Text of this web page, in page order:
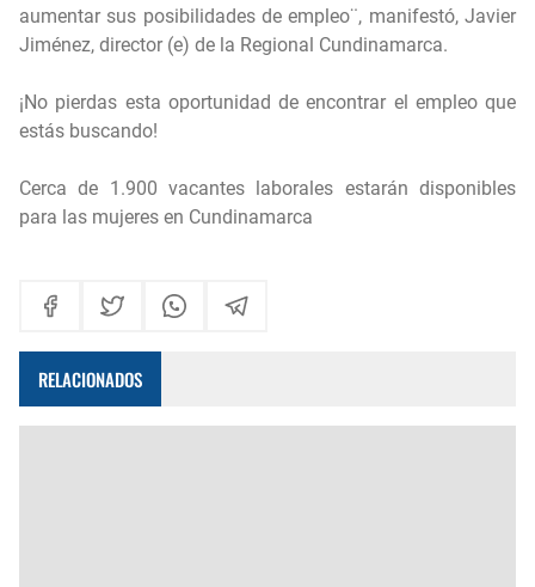
aumentar sus posibilidades de empleo¨, manifestó, Javier
Jiménez, director (e) de la Regional Cundinamarca.
¡No pierdas esta oportunidad de encontrar el empleo que
estás buscando!
Cerca de 1.900 vacantes laborales estarán disponibles
para las mujeres en Cundinamarca
RELACIONADOS